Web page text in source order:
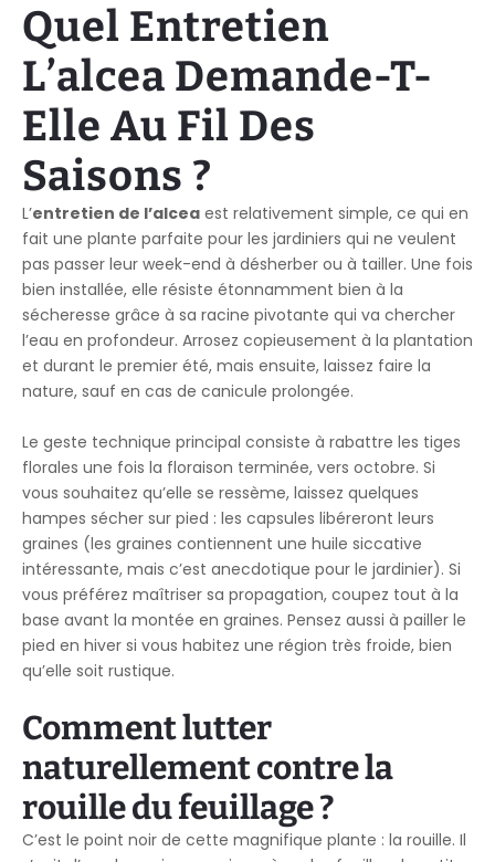
Quel Entretien
L’alcea Demande-T-
Elle Au Fil Des
Saisons ?
L’entretien de l’alcea est relativement simple, ce qui en
fait une plante parfaite pour les jardiniers qui ne veulent
pas passer leur week-end à désherber ou à tailler. Une fois
bien installée, elle résiste étonnamment bien à la
sécheresse grâce à sa racine pivotante qui va chercher
l’eau en profondeur. Arrosez copieusement à la plantation
et durant le premier été, mais ensuite, laissez faire la
nature, sauf en cas de canicule prolongée.
Le geste technique principal consiste à rabattre les tiges
florales une fois la floraison terminée, vers octobre. Si
vous souhaitez qu’elle se ressème, laissez quelques
hampes sécher sur pied : les capsules libéreront leurs
graines (les graines contiennent une huile siccative
intéressante, mais c’est anecdotique pour le jardinier). Si
vous préférez maîtriser sa propagation, coupez tout à la
base avant la montée en graines. Pensez aussi à pailler le
pied en hiver si vous habitez une région très froide, bien
qu’elle soit rustique.
Comment lutter
naturellement contre la
rouille du feuillage ?
C’est le point noir de cette magnifique plante : la rouille. Il